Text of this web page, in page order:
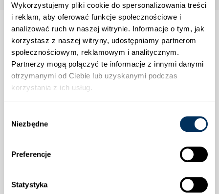
Wykorzystujemy pliki cookie do spersonalizowania treści
i reklam, aby oferować funkcje społecznościowe i
analizować ruch w naszej witrynie. Informacje o tym, jak
korzystasz z naszej witryny, udostępniamy partnerom
społecznościowym, reklamowym i analitycznym.
Partnerzy mogą połączyć te informacje z innymi danymi
otrzymanymi od Ciebie lub uzyskanymi podczas
korzystania z ich usług.
zgody
Niezbędne
Preferencje
Statystyka
Strefa klienta
Informacje